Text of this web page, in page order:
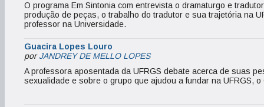
O programa Em Sintonia com entrevista o dramaturgo e
produção de peças, o trabalho do tradutor e sua trajetória na
professor na Universidade.
Guacira Lopes Louro
porJANDREY DE MELLO LOPES
A professora aposentada da UFRGS debate acerca de suas
sexualidade e sobre o grupo que ajudou a fundar na UFRGS, o